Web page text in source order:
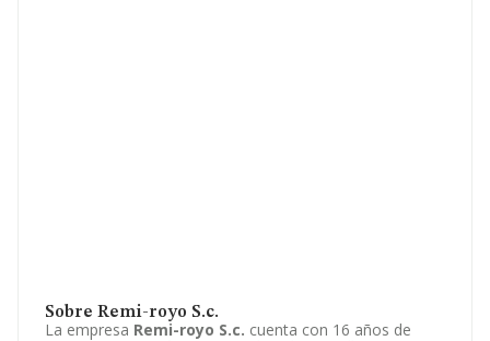
Sobre Remi-royo S.c.
La empresa Remi-royo S.c. cuenta con 16 años de